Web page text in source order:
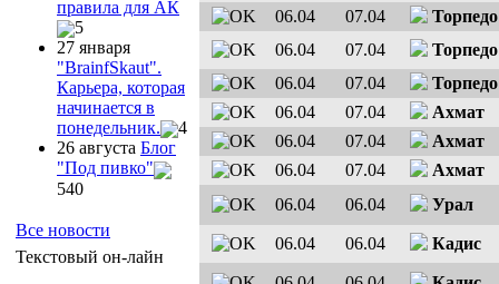
правила для АК
5
27 января
"ВrainfSkaut".
Карьера, которая
начинается в
понедельник.
4
26 августа Блог
"Под пивко"
540
Все новости
Текстовый он-лайн
06.04
07.04
06.04
07.04
06.04
07.04
06.04
07.04
Ахмат
06.04
07.04
Ахмат
06.04
07.04
Ахмат
06.04
06.04 Урал
06.04 06.04 Кадис